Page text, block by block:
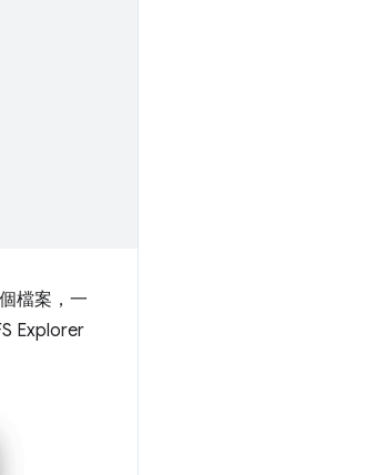
檔案，一
Explorer